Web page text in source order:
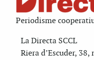
Periodisme
La Directa SCCL
Riera d’Escuder,